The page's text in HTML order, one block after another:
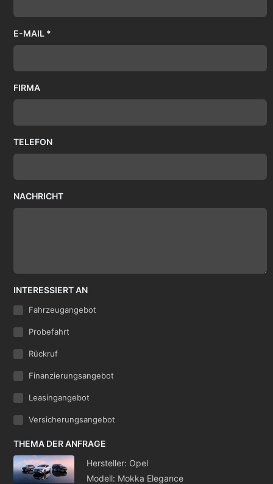
E-MAIL *
FIRMA
TELEFON
NACHRICHT
INTERESSIERT AN
Fahrzeugangebot
Probefahrt
Rückruf
Finanzierungsangebot
Leasingangebot
Versicherungsangebot
THEMA DER ANFRAGE
Hersteller: Opel
Modell: Mokka Elegance